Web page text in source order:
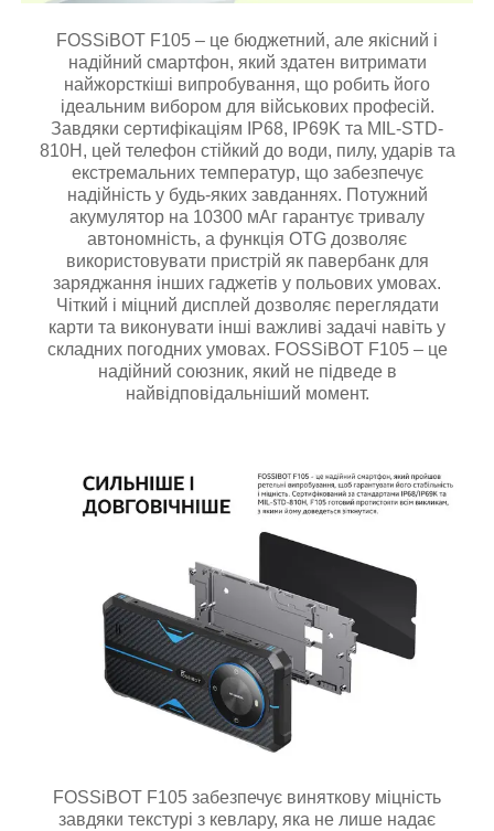
FOSSiBOT F105 – це бюджетний, але якісний і
надійний смартфон, який здатен витримати
найжорсткіші випробування, що робить його
ідеальним вибором для військових професій.
Завдяки сертифікаціям IP68, IP69K та MIL-STD-
810H, цей телефон стійкий до води, пилу, ударів та
екстремальних температур, що забезпечує
надійність у будь-яких завданнях. Потужний
акумулятор на 10300 мАг гарантує тривалу
автономність, а функція OTG дозволяє
використовувати пристрій як павербанк для
заряджання інших гаджетів у польових умовах.
Чіткий і міцний дисплей дозволяє переглядати
карти та виконувати інші важливі задачі навіть у
складних погодних умовах. FOSSiBOT F105 – це
надійний союзник, який не підведе в
найвідповідальніший момент.
FOSSiBOT F105 забезпечує виняткову міцність
завдяки текстурі з кевлару, яка не лише надає